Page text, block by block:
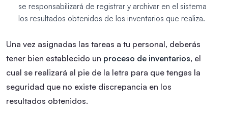
se responsabilizará de registrar y archivar en el sistema
los resultados obtenidos de los inventarios que realiza.
Una vez asignadas las tareas a tu personal, deberás
tener bien establecido un proceso de inventarios, el
cual se realizará al pie de la letra para que tengas la
seguridad que no existe discrepancia en los
resultados obtenidos.